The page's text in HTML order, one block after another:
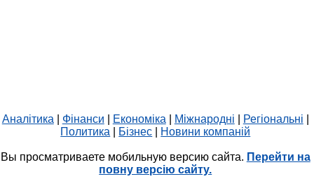
Аналітика Фінанси Економіка Міжнародні Регіональні
Политика
Бізнес Новини компаній
Вы просматриваете мобильную версию сайта. Перейти на
повну версію сайту.